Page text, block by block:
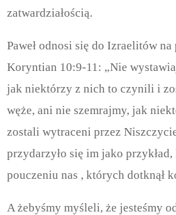
zatwardziałością.
Paweł odnosi się do Izraelitów
Koryntian 10:9-11: „Nie
jak niektórzy z nich to czynili i
węże, ani nie szemrajmy, jak
zostali wytraceni przez
przydarzyło się im jako przykład,
pouczeniu nas , których dotknął
A żebyśmy myśleli, że jesteśmy